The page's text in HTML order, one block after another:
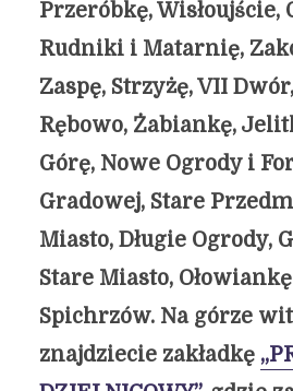
Przeróbkę, Wisłoujście,
Rudniki i Matarnię,
Zaspę, Strzyżę, VII
Rębowo, Żabiankę,
Górę, Nowe Ogrody i
Gradowej, Stare
Miasto, Długie Ogrody,
Stare Miasto,
Spichrzów. Na górze
znajdziecie zakładkę